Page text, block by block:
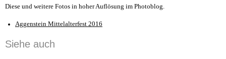
Diese und weitere Fotos in hoher Auflösung im Photoblog.
Aggenstein Mittelalterfest 2016
Siehe auch